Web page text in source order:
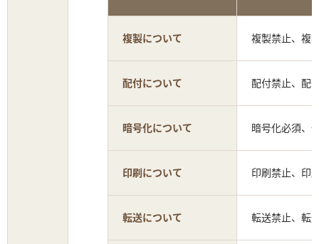
複製について 複製禁止、複
配付について 配付禁止、配
暗号化について 暗号化必須、
印刷について 印刷禁止、印
転送について 転送禁止、転